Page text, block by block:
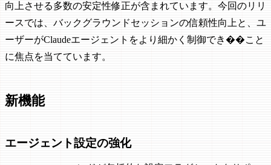
向上させる多数の安定性修正が含まれています。今回のリリ
ースでは、バックグラウンドセッションの信頼性向上と、ユ
ーザーがClaudeエージェントをより細かく制御でき��こと
に焦点を当てています。
新機能
エージェント設定の強化